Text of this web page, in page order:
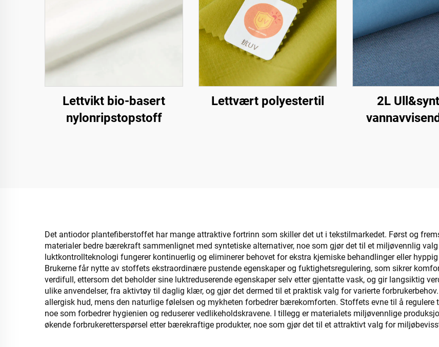
Lettvikt bio-basert
nylonripstopstoff
Lettvært polyestertil
2L
Det antiodor plantefiberstoffet har mange attraktive fortrinn som skiller det ut i tekstilmarkedet. Først og
materialer bedre bærekraft sammenlignet med syntetiske alternativer, noe som gjør det til et miljøvennlig
luktkontrollteknologi fungerer kontinuerlig og eliminerer behovet for ekstra kjemiske behandlinger eller
Brukerne får nytte av stoffets ekstraordinære pustende egenskaper og fuktighetsregulering, som sikrer
verdifull, ettersom det beholder sine luktreduserende egenskaper selv etter gjentatte vask, og gir langsiktig
ulike anvendelser, fra aktivtøy til daglig klær, og gjør det dermed til et praktisk valg for varierte
allergisk hud, mens den naturlige følelsen og mykheten forbedrer bærekomforten. Stoffets evne til å
noe som forbedrer hygienien og reduserer vedlikeholdskravene. I tillegg er materialets miljøvennlige
økende forbrukeretterspørsel etter bærekraftige produkter, noe som gjør det til et attraktivt valg for